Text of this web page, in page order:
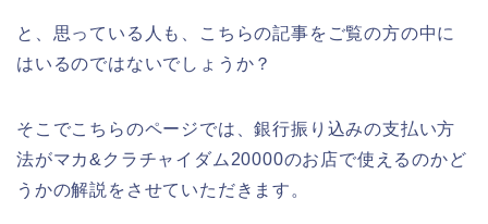
と、思っている人も、こちらの記事をご覧の方の中に
はいるのではないでしょうか？
そこでこちらのページでは、銀行振り込みの支払い方
法がマカ&クラチャイダム20000のお店で使えるのかど
うかの解説をさせていただきます。